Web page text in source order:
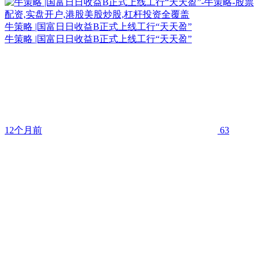
牛策略 |国富日日收益B正式上线工行“天天盈”
牛策略 |国富日日收益B正式上线工行“天天盈”
12个月前 63